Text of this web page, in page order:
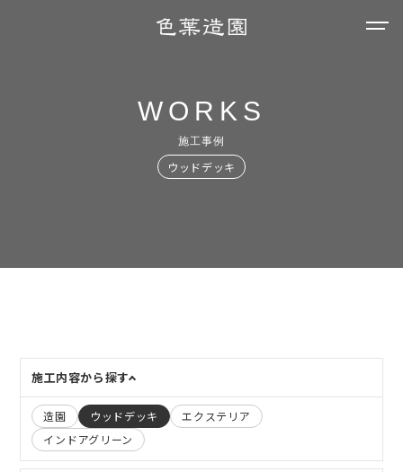
WORKS
施工事例
ウッドデッキ
施工内容から探す
造園 ウッドデッキ
エクステリア
インドアグリーン